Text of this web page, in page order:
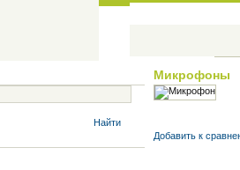
Найти
Микрофоны
Добавить к